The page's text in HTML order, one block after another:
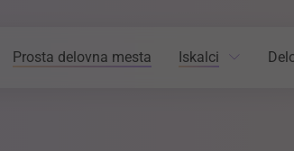
Prosta delovna mesta Iskalci